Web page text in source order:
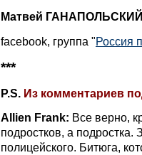
Матвей
facebook, группа "Россия
***
P.S. Из комментариев
Allien Frank: Все верно,
подростков, а
полицейского. Битюга,